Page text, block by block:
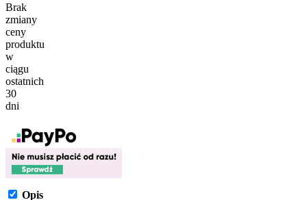
Brak
zmiany
ceny
produktu
w
ciągu
ostatnich
30
dni
Opis